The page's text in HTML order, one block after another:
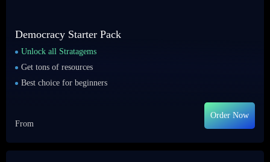
Democracy Starter Pack
Unlock all Stratagems
Get tons of resources
Best choice for beginners
From
Order Now